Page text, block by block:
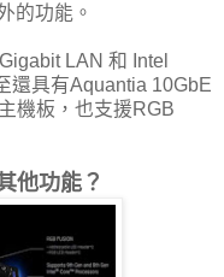
的功能。
LAN 和 Intel
還具有Aquantia 10GbE
機板，也支援RGB
他功能？